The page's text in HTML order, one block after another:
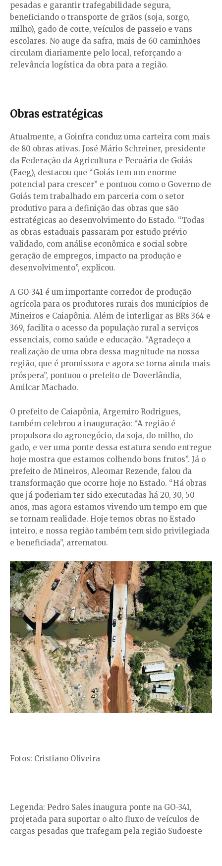
pesadas e garantir trafegabilidade segura,
beneficiando o transporte de grãos (soja, sorgo,
milho), gado de corte, veículos de passeio e vans
escolares. No auge da safra, mais de 60 caminhões
circulam diariamente pelo local, reforçando a
relevância logística da obra para a região.
Obras estratégicas
Atualmente, a Goinfra conduz uma carteira com mais
de 80 obras ativas. José Mário Schreiner, presidente
da Federação da Agricultura e Pecuária de Goiás
(Faeg), destacou que “Goiás tem um enorme
potencial para crescer” e pontuou como o Governo de
Goiás tem trabalhado em parceria com o setor
produtivo para a definição das obras que são
estratégicas ao desenvolvimento do Estado. “Todas
as obras estaduais passaram por estudo prévio
validado, com análise econômica e social sobre
geração de empregos, impacto na produção e
desenvolvimento”, explicou.
A GO-341 é um importante corredor de produção
agrícola para os produtores rurais dos municípios de
Mineiros e Caiapônia. Além de interligar as BRs 364 e
369, facilita o acesso da população rural a serviços
essenciais, como saúde e educação. “Agradeço a
realização de uma obra dessa magnitude na nossa
região, que é promissora e agora se torna ainda mais
próspera”, pontuou o prefeito de Doverlândia,
Amilcar Machado.
O prefeito de Caiapônia, Argemiro Rodrigues,
também celebrou a inauguração: “A região é
propulsora do agronegócio, da soja, do milho, do
gado, e ver uma ponte dessa estatura sendo entregue
hoje mostra que estamos colhendo bons frutos”. Já o
prefeito de Mineiros, Aleomar Rezende, falou da
transformação que ocorre hoje no Estado. “Há obras
que já poderiam ter sido executadas há 20, 30, 50
anos, mas agora estamos vivendo um tempo em que
se tornam realidade. Hoje temos obras no Estado
inteiro, e nossa região também tem sido privilegiada
e beneficiada”, arrematou.
Fotos: Cristiano Oliveira
Legenda: Pedro Sales inaugura ponte na GO-341,
projetada para suportar o alto fluxo de veículos de
cargas pesadas que trafegam pela região Sudoeste